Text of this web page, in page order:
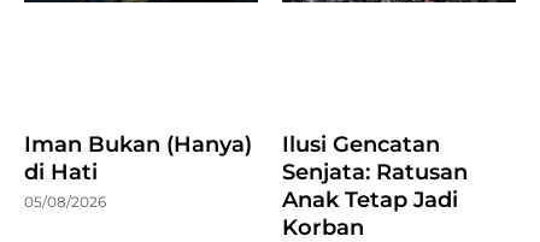
Iman Bukan (Hanya)
di Hati
05/08/2026
Ilusi Gencatan
Senjata: Ratusan
Anak Tetap Jadi
Korban